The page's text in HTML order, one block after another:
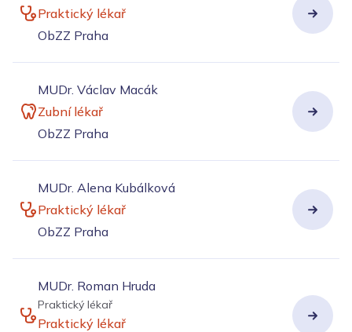
Praktický lékař
ObZZ Praha
MUDr. Václav Macák
Zubní lékař
ObZZ Praha
MUDr. Alena Kubálková
Praktický lékař
ObZZ Praha
MUDr. Roman Hruda
Praktický lékař
Praktický lékař